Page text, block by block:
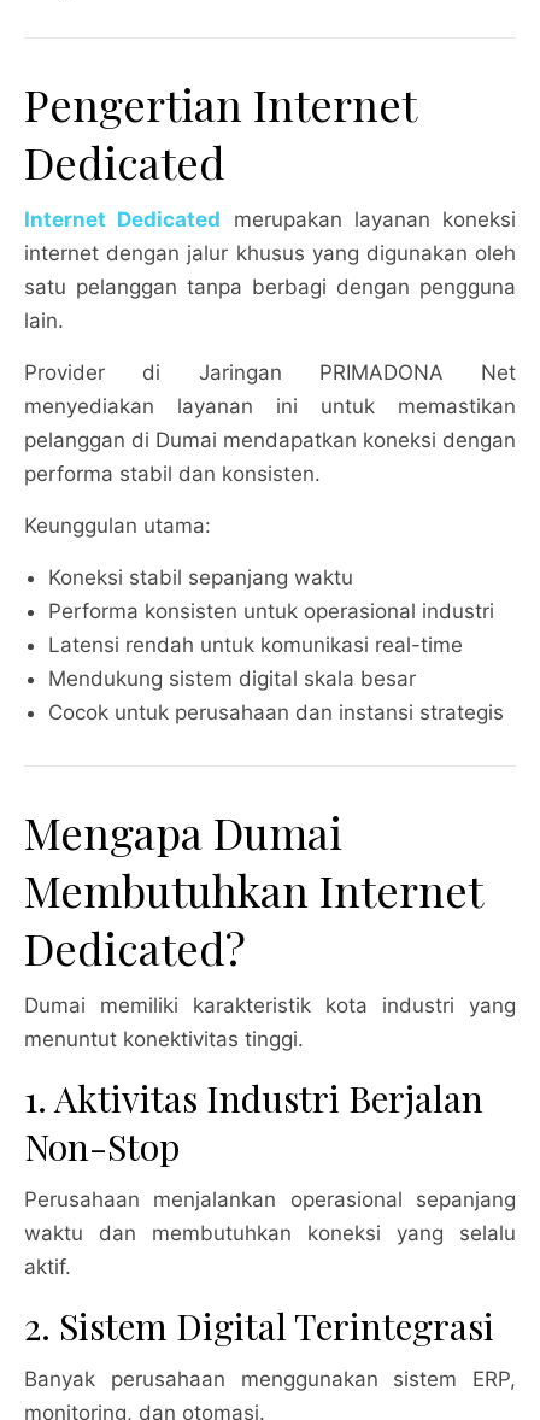
Pengertian Internet
Dedicated
Internet Dedicated merupakan layanan koneksi
internet dengan jalur khusus yang digunakan oleh
satu pelanggan tanpa berbagi dengan pengguna
lain.
Provider di Jaringan PRIMADONA Net
menyediakan layanan ini untuk memastikan
pelanggan di Dumai mendapatkan koneksi dengan
performa stabil dan konsisten.
Keunggulan utama:
Koneksi stabil sepanjang waktu
Performa konsisten untuk operasional industri
Latensi rendah untuk komunikasi real-time
Mendukung sistem digital skala besar
Cocok untuk perusahaan dan instansi strategis
Mengapa Dumai
Membutuhkan Internet
Dedicated?
Dumai memiliki karakteristik kota industri yang
menuntut konektivitas tinggi.
1. Aktivitas Industri Berjalan
Non-Stop
Perusahaan menjalankan operasional sepanjang
waktu dan membutuhkan koneksi yang selalu
aktif.
2. Sistem Digital Terintegrasi
Banyak perusahaan menggunakan sistem ERP,
monitoring, dan otomasi.